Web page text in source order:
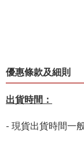
優惠條款及細則
出貨時間：
- 現貨出貨時間一